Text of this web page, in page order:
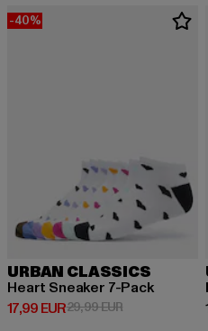
-40%
URBAN CLASSICS
Heart Sneaker 7-Pack
17,99 EUR
Derzeitiger Preis: 17,99 EUR
29,99 EURAktionspreis: